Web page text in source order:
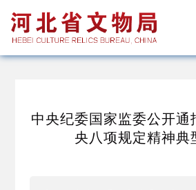
中央纪委国家监委公开通
央八项规定精神典